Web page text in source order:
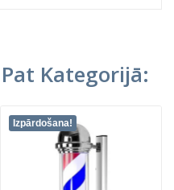
Kategorijā:
Izpārdošana!